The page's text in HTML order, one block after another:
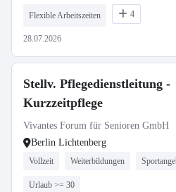
Flexible Arbeitszeiten 4
28.07.2026
Stellv. Pflegedienstleitung -
Kurzzeitpflege
Vivantes Forum für Senioren GmbH
Berlin Lichtenberg
Vollzeit Weiterbildungen
Urlaub >= 30